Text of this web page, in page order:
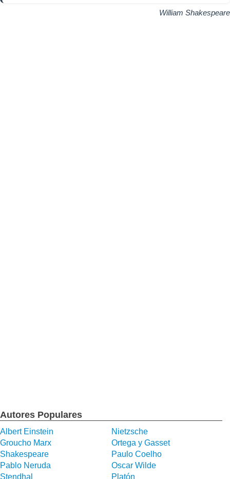
William Shakespeare
Autores Populares
Albert Einstein
Nietzsche
Groucho Marx
Ortega y Gasset
Shakespeare
Paulo Coelho
Pablo Neruda
Oscar Wilde
Stendhal
Platón